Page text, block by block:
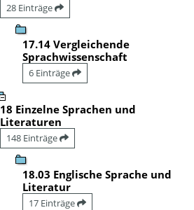
28 Einträge
17.14 Vergleichende
Sprachwissenschaft
6 Einträge
18 Einzelne Sprachen und
Literaturen
148 Einträge
18.03 Englische Sprache und
Literatur
17 Einträge